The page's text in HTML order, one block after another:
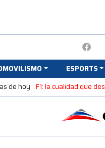
ESPORTS
de hoy F1: la cualidad que